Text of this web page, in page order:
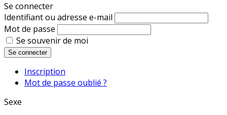
Se connecter
Identifiant ou adresse e-mail
Mot de passe
Se souvenir de moi
Se connecter
Inscription
Mot de passe oublié ?
Sexe